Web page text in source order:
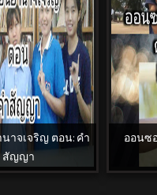
าจเจริญ ตอน: คำ
สัญญา
ออนซ